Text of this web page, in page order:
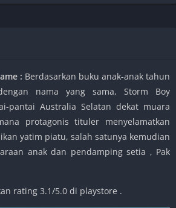
: Berdasarkan buku anak-anak tahun
nama yang sama, Storm Boy
pantai Australia Selatan dekat muara
protagonis tituler menyelamatkan
yatim piatu, salah satunya kemudian
anak dan pendamping setia , Pak
rating 3.1/5.0 di playstore .